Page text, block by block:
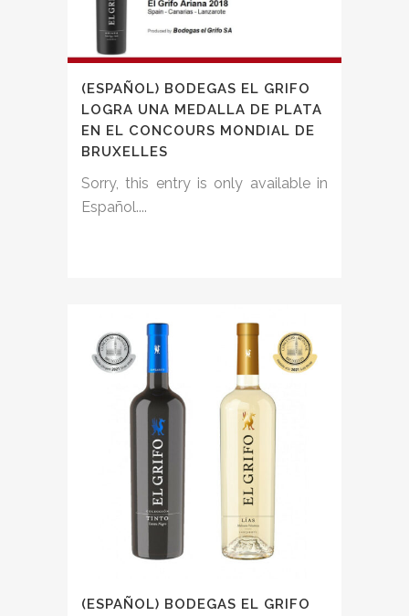
(ESPAÑOL) BODEGAS EL GRIFO
LOGRA UNA MEDALLA DE PLATA
EN EL CONCOURS MONDIAL DE
BRUXELLES
Sorry, this entry is only available in
Español....
(ESPAÑOL) BODEGAS EL GRIFO